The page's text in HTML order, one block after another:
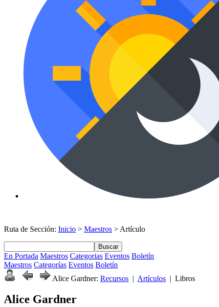
Ruta de Sección: Inicio > Maestros > Artículo
Buscar
En Portada Maestros Categorias Eventos Boletín
Maestros Categorías Eventos Boletín
Alice Gardner: Recursos | Artículos | Libros
Alice Gardner